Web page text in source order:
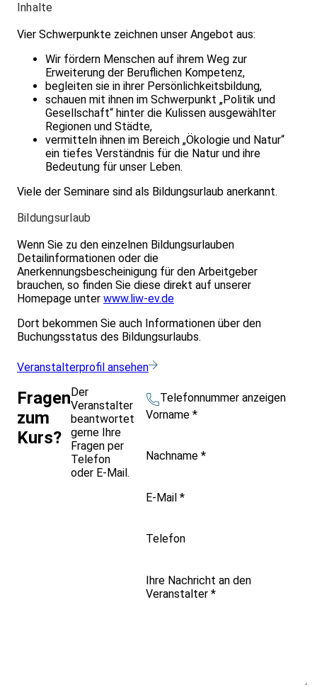
Inhalte
Vier Schwerpunkte zeichnen unser Angebot aus:
Wir fördern Menschen auf ihrem Weg zur
Erweiterung der Beruflichen Kompetenz,
begleiten sie in ihrer Persönlichkeitsbildung,
schauen mit ihnen im Schwerpunkt „Politik und
Gesellschaft“ hinter die Kulissen ausgewählter
Regionen und Städte,
vermitteln ihnen im Bereich „Ökologie und Natur“
ein tiefes Verständnis für die Natur und ihre
Bedeutung für unser Leben.
Viele der Seminare sind als Bildungsurlaub anerkannt.
Bildungsurlaub
Wenn Sie zu den einzelnen Bildungsurlauben
Detailinformationen oder die
Anerkennungsbescheinigung für den Arbeitgeber
brauchen, so finden Sie diese direkt auf unserer
Homepage unter www.liw-ev.de
Dort bekommen Sie auch Informationen über den
Buchungsstatus des Bildungsurlaubs.
Veranstalterprofil ansehen
Fragen
zum
Kurs?
Der
Veranstalter
beantwortet
gerne Ihre
Fragen per
Telefon
oder E-Mail.
Telefonnummer anzeigen
Vorname *
Nachname *
E-Mail *
Telefon
Ihre Nachricht an den
Veranstalter *